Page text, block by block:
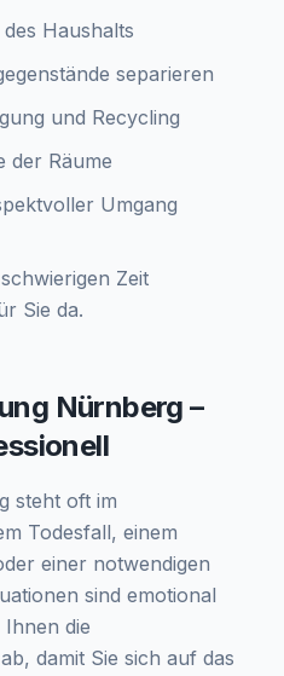
Haushalts
separieren
und Recycling
der Räume
Umgang
Zeit
Sie da.
Nürnberg –
steht oft im
Todesfall, einem
einer notwendigen
sind emotional
die
damit Sie sich auf das